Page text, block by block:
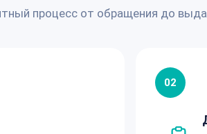
процесс от обращения до
02